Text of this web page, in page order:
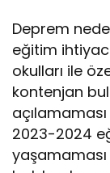
Deprem
eğitim
okulları ile
kontenjan
2023-2024
yaşamaması